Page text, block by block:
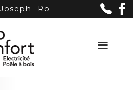
Roy - Bihorel
cookies